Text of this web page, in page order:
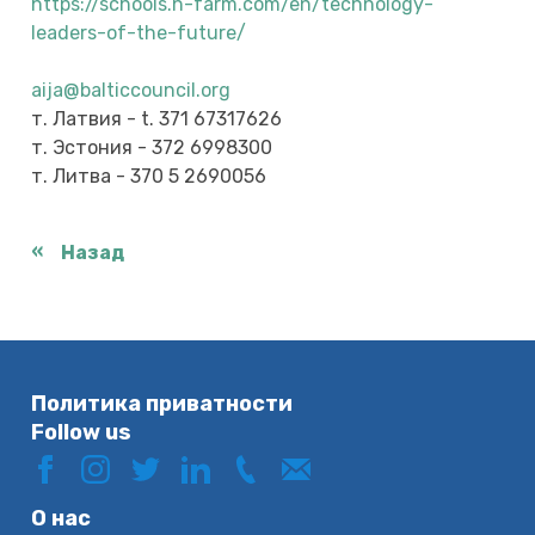
leaders-of-the-future/
aija@balticcouncil.org
т. Латвия - t. 371 67317626
т. Эстония - 372 6998300
т. Литва - 370 5 2690056
Назад
Политика приватности
Follow us
О нас